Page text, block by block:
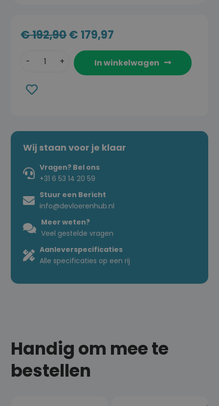
€192,90€ 179,97
In winkelwagen
Wij staan voor je klaar
Vragen? Bel ons
+31 6 53 14 20 59
Stuur een Bericht
info@devloerenhub.nl
Meer weten?
Veel gestelde vragen
Aanleverspecificaties
Alle specificaties op een rij
Handig om mee te
bestellen